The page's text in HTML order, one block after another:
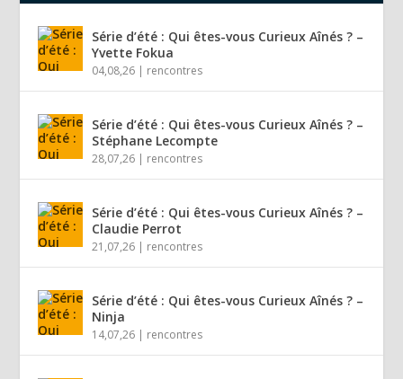
Série d’été : Qui êtes-vous Curieux Aînés ? –
Yvette Fokua
04,08,26 | rencontres
Série d’été : Qui êtes-vous Curieux Aînés ? –
Stéphane Lecompte
28,07,26 | rencontres
Série d’été : Qui êtes-vous Curieux Aînés ? –
Claudie Perrot
21,07,26 | rencontres
Série d’été : Qui êtes-vous Curieux Aînés ? –
Ninja
14,07,26 | rencontres